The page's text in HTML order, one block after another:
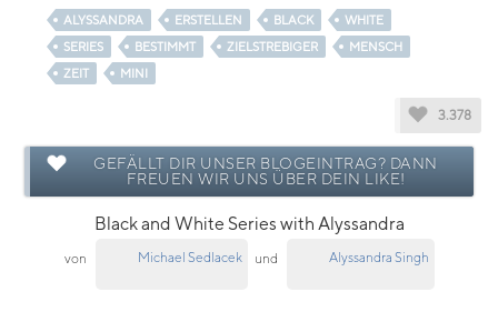
ALYSSANDRA ERSTELLEN BLACK
WHITE
SERIES
BESTIMMT ZIELSTREBIGER
MENSCH
ZEIT
MINI
3.378
GEFÄLLT DIR UNSER BLOGEINTRAG? DANN
FREUEN WIR UNS ÜBER DEIN LIKE!
Black and White Series with Alyssandra
von Michael Sedlacek und Alyssandra Singh